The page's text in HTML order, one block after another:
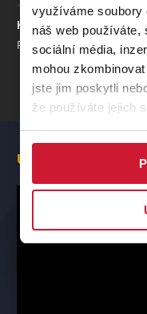
využíváme soubory
náš web používáte,
sociální média,
mohou
jste jim poskytli
že používáte jejich
je hlavním cílem
všedních dní. Veškeré
líčení i scénář
Více informací :
Kalikovský mlýn - Letní
Radčická 60/40, Plzeň
PROFIL
Ukázka